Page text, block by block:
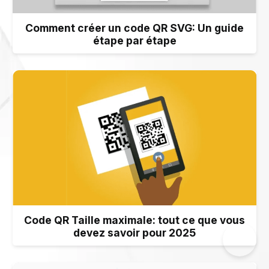
Comment créer un code QR SVG: Un guide
étape par étape
Code QR Taille maximale: tout ce que vous
devez savoir pour 2025